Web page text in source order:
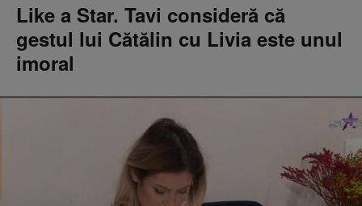
Like a Star. Tavi consideră că
gestul lui Cătălin cu Livia este unul
imoral